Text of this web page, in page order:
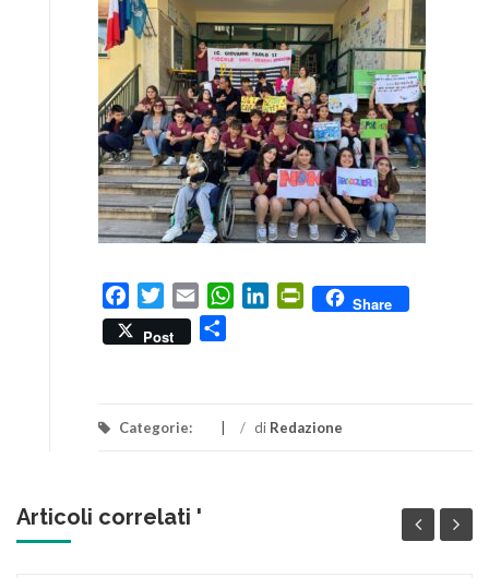
FacebookTwitterEmail WhatsApp
LinkedInPrintFriendly
Share
Post
Categorie: / di Redazione
Articoli correlati '